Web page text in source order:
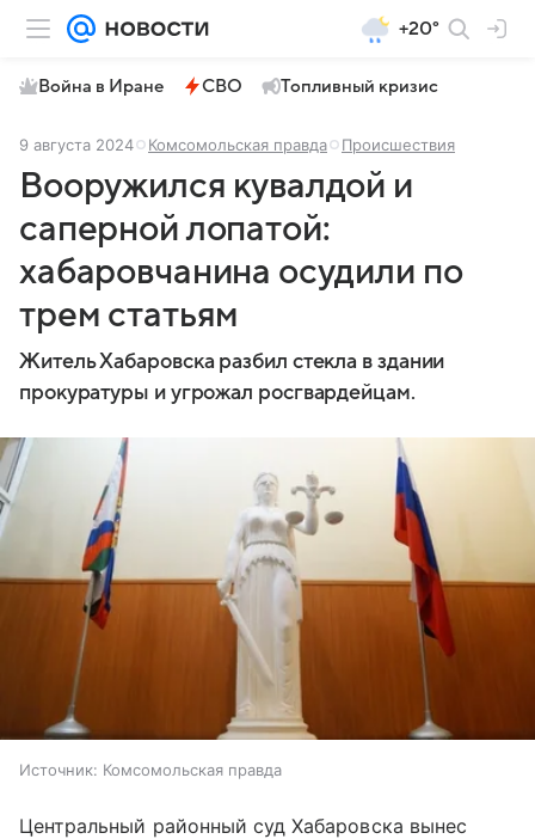
+20°
Война в Иране СВО Топливный кризис
9 августа 2024 Комсомольская правда Происшествия
Вооружился кувалдой и
саперной лопатой:
хабаровчанина осудили по
трем статьям
Житель Хабаровска разбил стекла в здании
прокуратуры и угрожал росгвардейцам.
Источник: Комсомольская правда
Центральный районный суд Хабаровска вынес